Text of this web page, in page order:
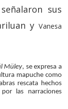
sus
y Vanesa
Müley, se expresa a
mapuche como
rescata hechos
las narraciones